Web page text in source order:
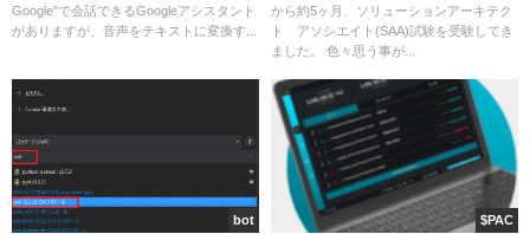
Google"で会話できるGoogleアシスタント
がありますが、音声をテキストに変換す...
から約5ヶ月、ソリューションアーキテク
ト アソシエイト(SAA)試験を受験してき
ました。 色々思う事が...
bot $PAC